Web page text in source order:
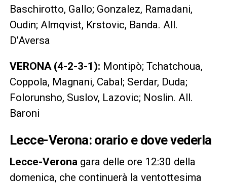
Baschirotto, Gallo; Gonzalez, Ramadani,
Oudin; Almqvist, Krstovic, Banda. All.
D’Aversa
VERONA (4-2-3-1): Montipò; Tchatchoua,
Coppola, Magnani, Cabal; Serdar, Duda;
Folorunsho, Suslov, Lazovic; Noslin. All.
Baroni
Lecce-Verona: orario e dove vederla
Lecce-Verona gara delle ore 12:30 della
domenica, che continuerà la ventottesima